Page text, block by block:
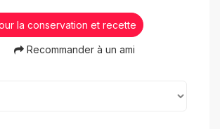
la conservation et recette
Recommander à un ami